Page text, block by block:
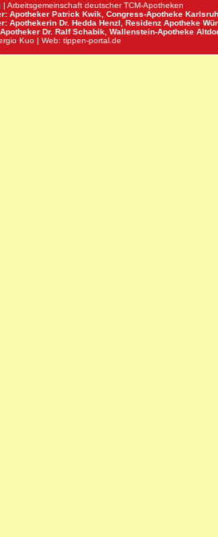
| Arbeitsgemeinschaft deutscher TCM-Apotheken
Apotheker Patrick Kwik, Congress-Apotheke
Apothekerin Dr. Hedda Henzl, Residenz Apotheke
Dr. Ralf Schabik, Wallenstein-Apotheke
Kuo | Web: tippen-portal.de